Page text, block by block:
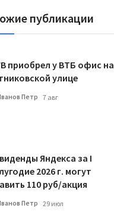
публикации
приобрел у ВТБ офис на
улице
Петр 7 авг
Яндекса за I
2026 г. могут
110 руб/акция
Петр 29 июл